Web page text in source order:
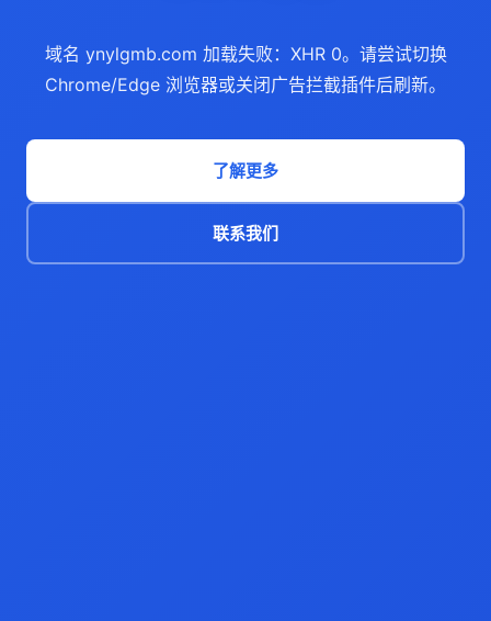
域名 ynylgmb.com 加载失败：XHR 0。请尝试切换
Chrome/Edge 浏览器或关闭广告拦截插件后刷新。
了解更多
联系我们